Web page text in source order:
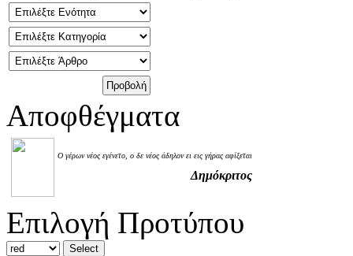
Αποφθέγματα
Ο γέρων νέος εγένετο, ο δε νέος άδηλον ει εις γήρας αφίξεται
Δημόκριτος
Επιλογή Προτύπου